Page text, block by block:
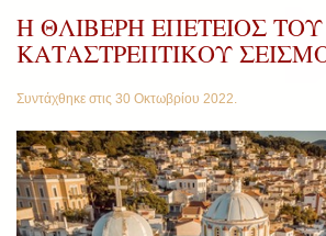
Η ΘΛΙΒΕΡΗ ΕΠΕΤΕΙΟΣ ΤΟΥ
ΚΑΤΑΣΤΡΕΠΤΙΚΟΥ
Συντάχθηκε στις 30 Οκτωβρίου 2022